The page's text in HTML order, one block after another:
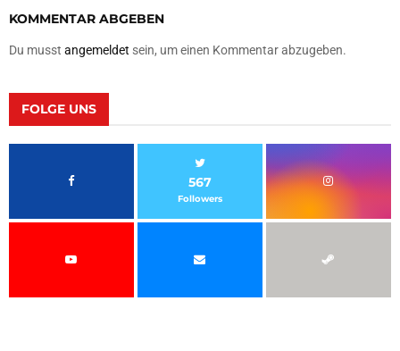
KOMMENTAR ABGEBEN
Du musst angemeldet sein, um einen Kommentar abzugeben.
FOLGE UNS
567
Followers